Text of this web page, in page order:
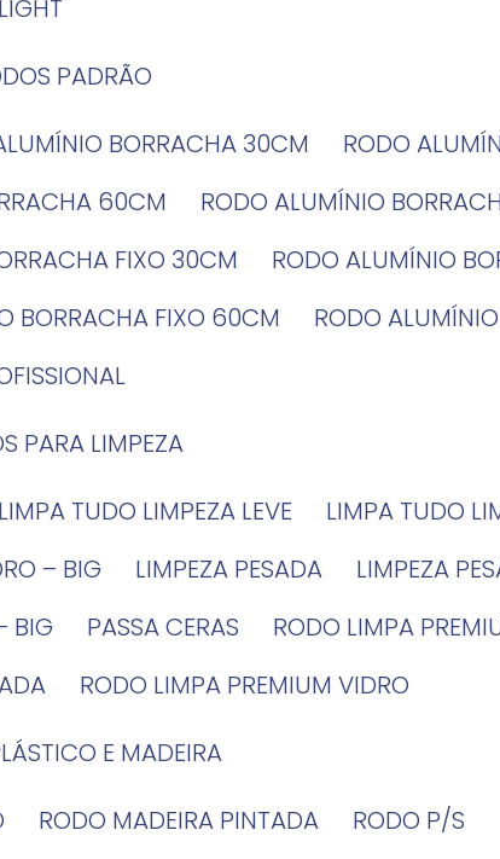
PADRÃO
BORRACHA 30CM
RODO
60CM
RODO ALUMÍNIO
FIXO 30CM
RODO ALUMÍNIO
BORRACHA FIXO 60CM
RODO
PARA LIMPEZA
LIMPA TUDO LIMPEZA LEVE
LIMPA TUDO
– BIG LIMPEZA PESADA
LIMPEZA
BIG PASSA CERAS
RODO LIMPA
RODO LIMPA PREMIUM VIDRO
E MADEIRA
RODO MADEIRA PINTADA
RODO P/S